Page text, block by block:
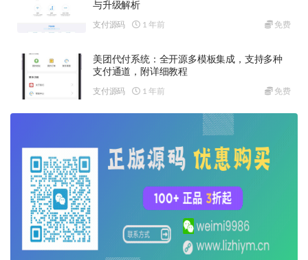
与升级解析
支付源码 1 年前 免费
美团代付系统：全开源多模板集成，支持多种
支付通道，附详细教程
支付源码 1 年前 免费